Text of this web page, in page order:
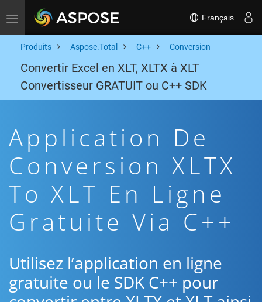
Toggle navigation Français
Produits Aspose.Total C++ Conversion
Convertir Excel en XLT, XLTX à XLT
Convertisseur GRATUIT ou C++ SDK
Application De
Conversion XLTX
To XLT En Ligne
Gratuite Via C++
Utilisez l’application en ligne
gratuite ou le SDK C++ pour